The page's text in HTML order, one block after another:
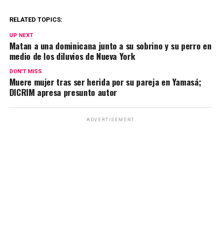
RELATED TOPICS:
UP NEXT
Matan a una dominicana junto a su sobrino y su perro en
medio de los diluvios de Nueva York
DON'T MISS
Muere mujer tras ser herida por su pareja en Yamasá;
DICRIM apresa presunto autor
ADVERTISEMENT